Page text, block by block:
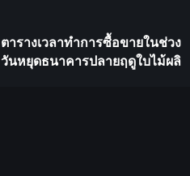
ตารางเวลาทำการซื้อขายในช่วง
วันหยุดธนาคารปลายฤดูใบไม้ผลิ